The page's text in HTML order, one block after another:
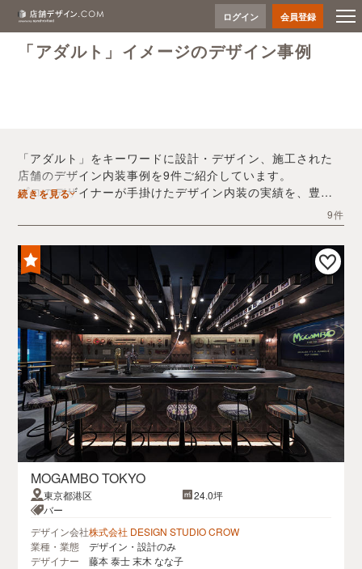
ログイン 会員登録
「アダルト」イメージのデザイン事例
「アダルト」をキーワードに設計・デザイン、施工された
店舗のデザイン内装事例を9件ご紹介しています。
プロのデザイナーが手掛けたデザイン内装の実績を、豊富
デザイン内装会社探しや費用感の把握など、「アダルト」
の店舗イメージを固めるヒントとしてぜひお役立てくださ
い。
続きを見る
9件
MOGAMBO TOKYO
東京都港区
24.0坪
バー
デザイン会社株式会社 DESIGN STUDIO CROW
業種・業態
デザイン・設計のみ
デザイナー
藤本 泰士 末木 なな子